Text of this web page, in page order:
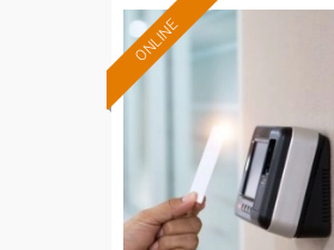
ONLINE
Para desempleados,
trabajadores y autónomos.
Sector
-Otros Servicios.